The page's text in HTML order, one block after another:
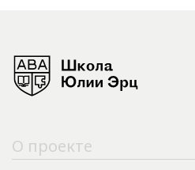
О проекте